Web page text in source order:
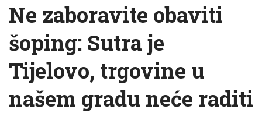
Ne zaboravite obaviti
šoping: Sutra je
Tijelovo, trgovine u
našem gradu neće raditi